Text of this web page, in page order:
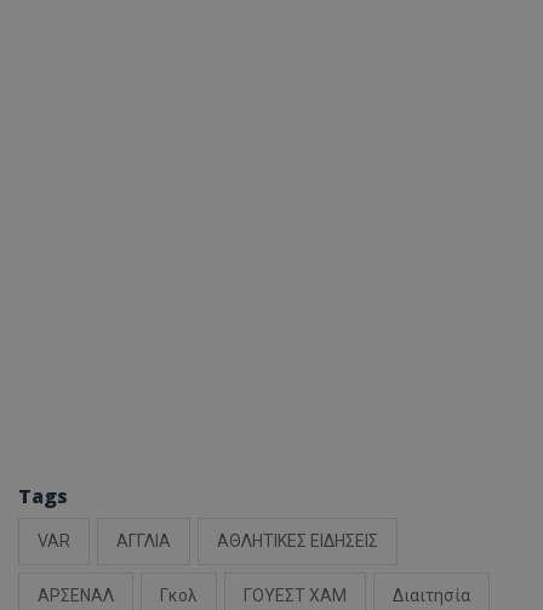
Tags
VAR ΑΓΓΛΙΑ ΑΘΛΗΤΙΚΕΣ ΕΙΔΗΣΕΙΣ
ΑΡΣΕΝΑΛ Γκολ ΓΟΥΕΣΤ ΧΑΜ Διαιτησία